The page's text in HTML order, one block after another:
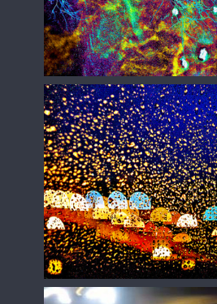
Сергей Зизюлин